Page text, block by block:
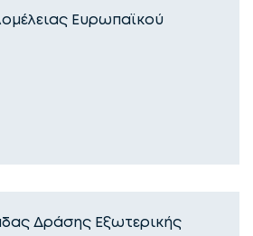
Ευρωπαϊκού
Δράσης Εξωτερικής